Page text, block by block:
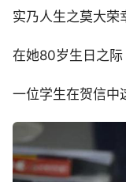
实乃人生之莫大荣
在她80岁生日之际
一位学生在贺信中